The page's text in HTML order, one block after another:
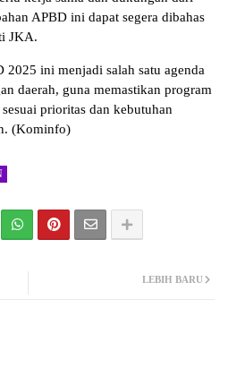
APBD ini dapat segera dibahas
JKA.
2025 ini menjadi salah satu agenda
daerah, guna memastikan program
prioritas dan kebutuhan
(Kominfo)
LEBIH BARU